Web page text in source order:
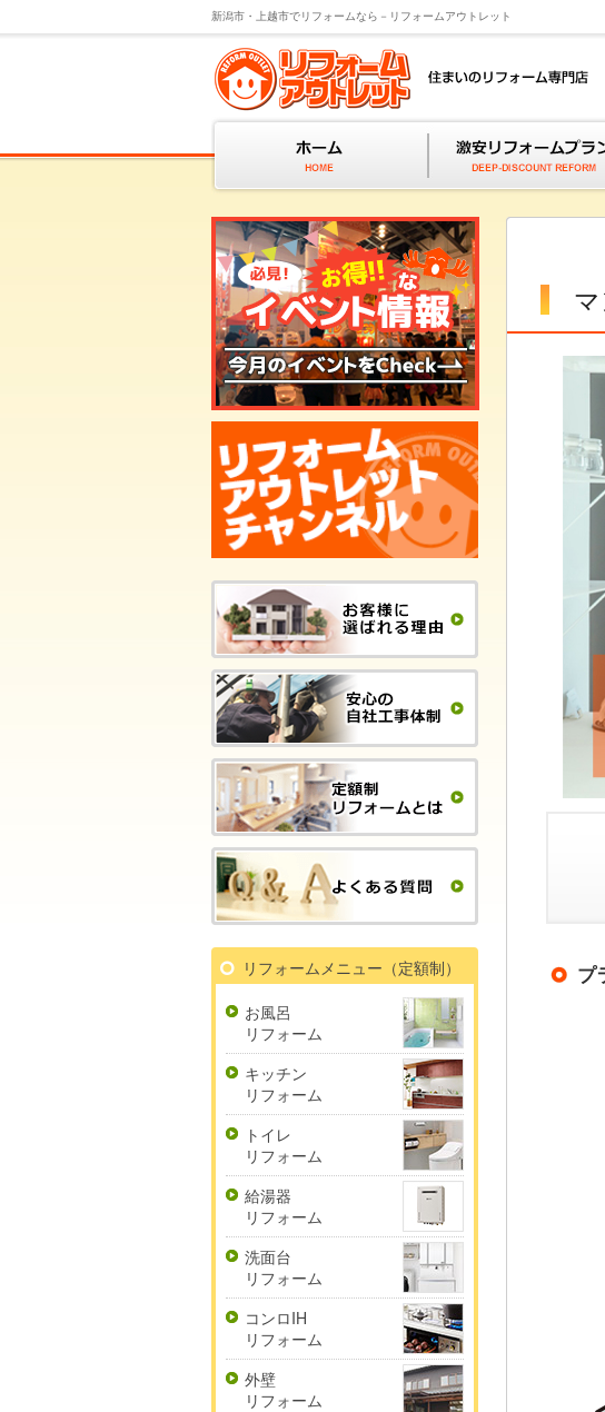
新潟市・上越市でリフォームなら－リフォームアウトレット
プ
リフォームメニュー（定額制）
お風呂
リフォーム
キッチン
リフォーム
トイレ
リフォーム
給湯器
リフォーム
洗面台
リフォーム
コンロIH
リフォーム
外壁
リフォーム